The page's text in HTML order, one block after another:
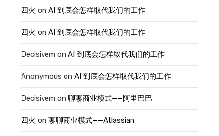
四火 onAI 到底会怎样取代我们的工作
四火 onAI 到底会怎样取代我们的工作
Decisivem onAI 到底会怎样取代我们的工作
Anonymous onAI 到底会怎样取代我们的工作
Decisivem on聊聊商业模式——阿里巴巴
四火 on聊聊商业模式——Atlassian